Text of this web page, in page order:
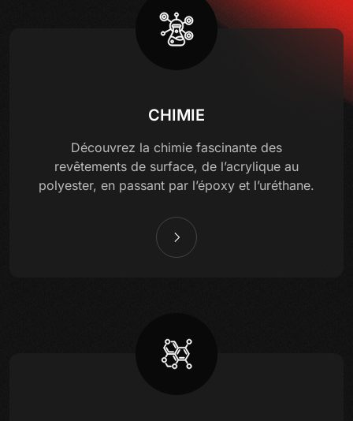
CHIMIE
Découvrez la chimie fascinante des
revêtements de surface, de l’acrylique au
polyester, en passant par l’époxy et l’uréthane.